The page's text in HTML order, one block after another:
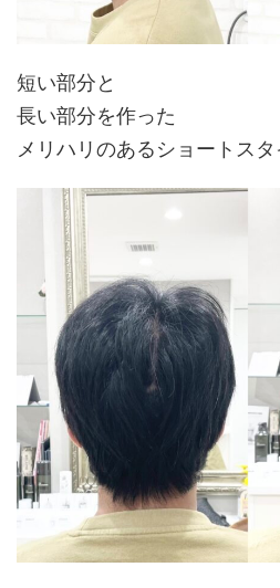
短い部分と
長い部分を作った
メリハリのあるショートスタ